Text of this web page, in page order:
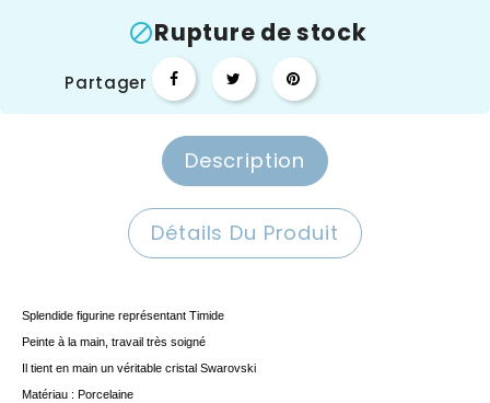
Rupture de stock
Partager
Description
Détails Du Produit
Splendide figurine représentant Timide
Peinte à la main, travail très soigné
Il tient en main un véritable cristal Swarovski
Matériau : Porcelaine